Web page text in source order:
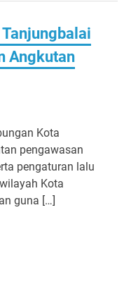
Angkutan
Kota
pengawasan
pengaturan lalu
Kota
guna […]